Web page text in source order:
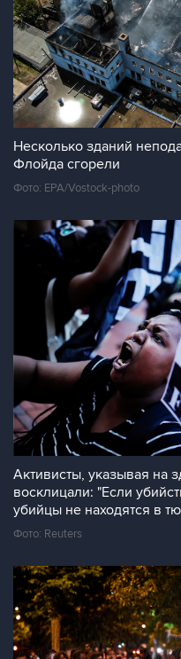
Несколько зданий
Флойда сгорели
Фото: EPA/Vostock-photo
Активисты, указывая на
восклицали: "Если
убийцы не находятся в
Фото: Reuters